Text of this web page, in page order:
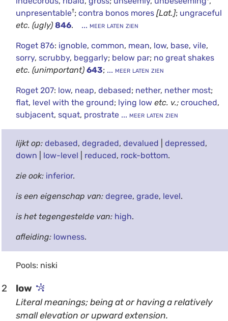
unpresentable†; contra bonos mores[Lat.]; ungraceful
etc. (ugly) 846. ... meer laten zien
Roget 876: ignoble, common, mean, low, base, vile,
sorry, scrubby, beggarly; below par; no great shakes
etc. (unimportant) 643;... meer laten zien
Roget 207: low, neap, debased; nether, nether most;
flat, level with the ground; lying low etc. v.; crouched,
subjacent, squat, prostrate ... meer laten zien
lijkt op: debased, degraded, devalued depressed,
down
low-level reduced, rock-bottom.
zie ook: inferior.
is een eigenschap van: degree, grade, level.
is het tegengestelde van: high.
afleiding: lowness.
Pools: niski
2 low
Literal meanings; being at or having a relatively
small elevation or upward extension.